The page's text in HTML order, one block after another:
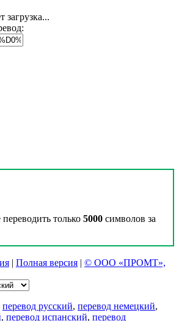
загрузка...
только 5000 символов за
| Полная версия | © ООО «ПРОМТ»,
перевод русский, перевод немецкий,
, перевод испанский, перевод